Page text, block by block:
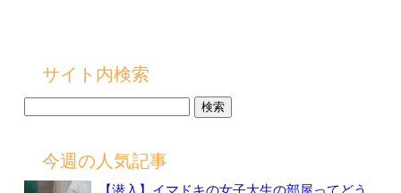
サイト内検索
今週の人気記事
【潜入】イマドキの女子大生の部屋ってどう